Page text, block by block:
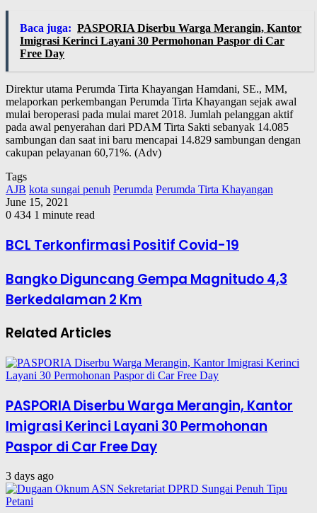
Baca juga: PASPORIA Diserbu Warga Merangin, Kantor
Imigrasi Kerinci Layani 30 Permohonan Paspor di Car
Free Day
Direktur utama Perumda Tirta Khayangan Hamdani, SE., MM,
melaporkan perkembangan Perumda Tirta Khayangan sejak awal
mulai beroperasi pada mulai maret 2018. Jumlah pelanggan aktif
pada awal penyerahan dari PDAM Tirta Sakti sebanyak 14.085
sambungan dan saat ini baru mencapai 14.829 sambungan dengan
cakupan pelayanan 60,71%. (Adv)
Tags
AJB kota sungai penuh Perumda Perumda Tirta Khayangan
June 15, 2021
0 434 1 minute read
BCL Terkonfirmasi Positif Covid-19
Bangko Diguncang Gempa Magnitudo 4,3
Berkedalaman 2 Km
Related Articles
PASPORIA Diserbu Warga Merangin, Kantor
Imigrasi Kerinci Layani 30 Permohonan
Paspor di Car Free Day
3 days ago